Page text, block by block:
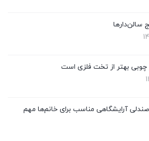
بهتر از تخت فلزی است
آرایشگاهی مناسب برای خانم‌ها مهم